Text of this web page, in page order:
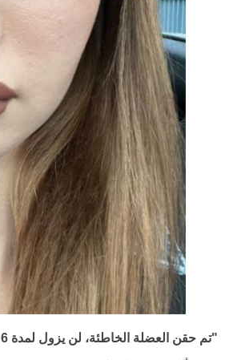
"تم حقن العضلة الخاطئة، لن يزول لمدة 6 أشهر"